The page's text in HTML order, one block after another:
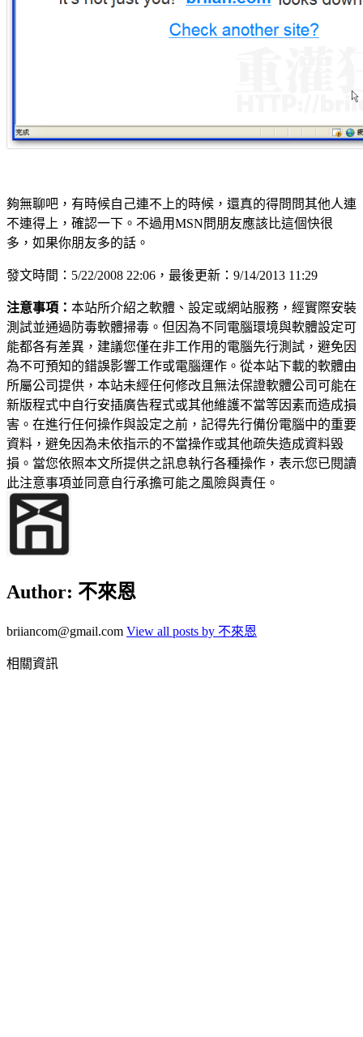
夠無聊吧，有時候自己連不上的時候，還真的得問問其他人連
不連得上，確認一下。不過用MSN問朋友應該比這個快很
多，如果你朋友多的話。
發文時間：5/22/2008 22:06，最後更新：9/14/2013 11:29
注意事項： 本站所介紹之軟體、設定或網站服務，經實際安裝
測試並通過防毒軟體掃毒。但因為不同電腦環境與軟體設定可
能都各有差異，建議您僅在非工作用的電腦先行測試，避免因
為不可預知的錯誤影響工作或電腦運作。從本站下載的軟體由
所屬公司提供，本站未經任何修改且無法保證軟體公司可能在
新版程式中自行安插廣告程式或其他維護不當等因素而造成損
害。在進行任何操作與設定之前，記得先行備份電腦中的重要
資料，避免因為未依指示的不當操作或其他疏失造成資料毀
損。當您依照本文所提供之訊息執行各種操作，表示您已閱讀
此注意事項並同意自行承擔可能之風險與責任。
Author: 不來恩
briiancom@gmail.com View all posts by 不來恩
相關資訊